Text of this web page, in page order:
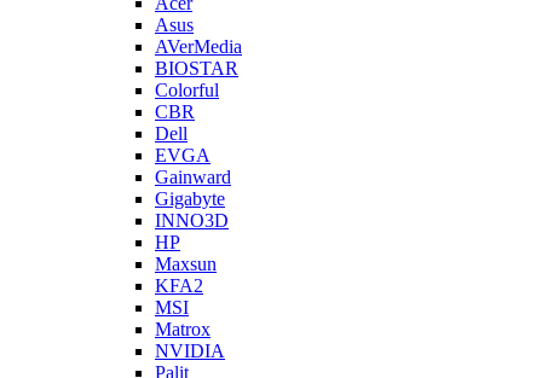
Asus
AVerMedia
BIOSTAR
Colorful
CBR
Dell
EVGA
Gainward
Gigabyte
INNO3D
HP
Maxsun
KFA2
MSI
Matrox
NVIDIA
Palit